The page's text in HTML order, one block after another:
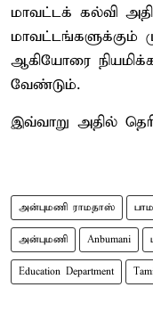
மாவட்டக் கல்வி
மாவட்டங்களுக்கும்
ஆகியோரை
வேண்டும்.
இவ்வாறு அதில்
அன்புமணி ராமதாஸ்
அன்புமணி Anbumani
Education Department